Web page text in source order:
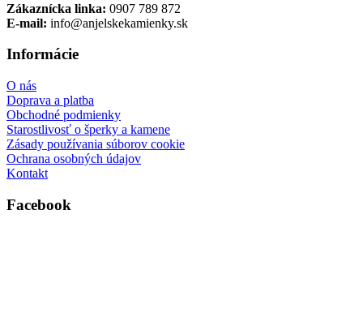
Zákaznícka linka: 0907 789 872
E-mail: info@anjelskekamienky.sk
Informácie
O nás
Doprava a platba
Obchodné podmienky
Starostlivosť o šperky a kamene
Zásady používania súborov cookie
Ochrana osobných údajov
Kontakt
Facebook